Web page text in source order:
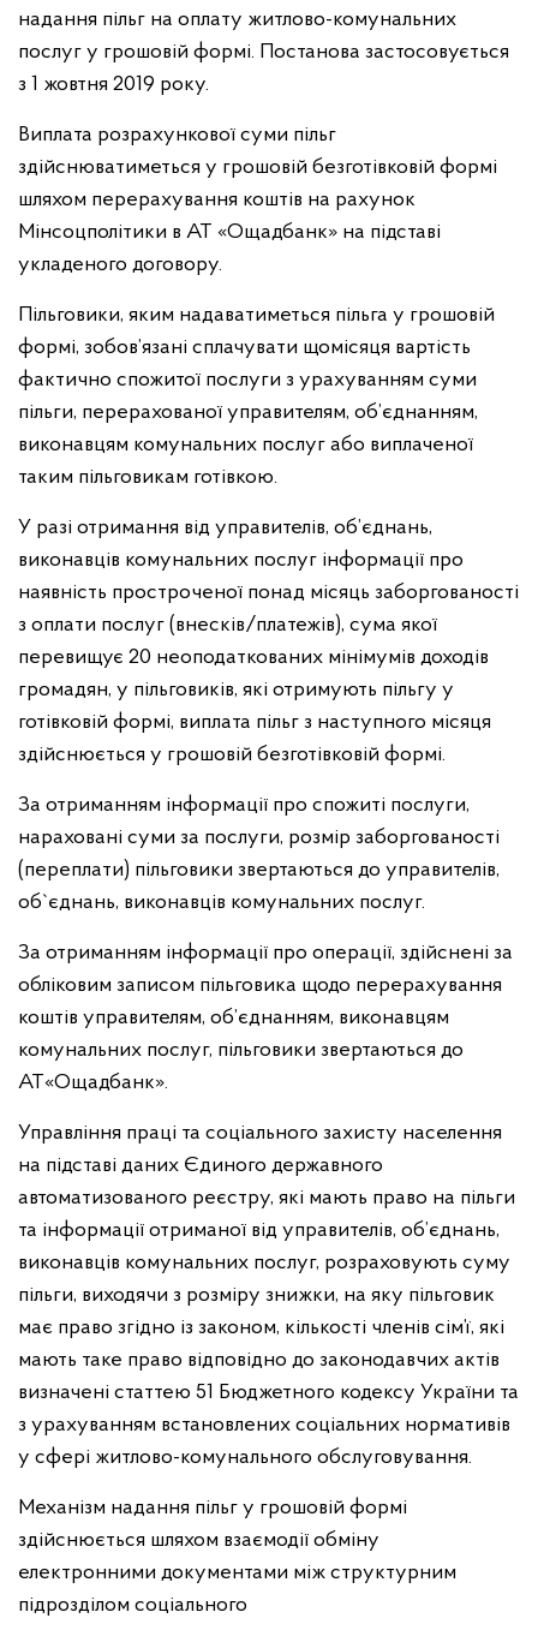
надання пільг на оплату житлово-комунальних
послуг у грошовій формі. Постанова застосовується
з 1 жовтня 2019 року.
Виплата розрахункової суми пільг
здійснюватиметься у грошовій безготівковій формі
шляхом перерахування коштів на рахунок
Мінсоцполітики в АТ «Ощадбанк» на підставі
укладеного договору.
Пільговики, яким надаватиметься пільга у грошовій
формі, зобов’язані сплачувати щомісяця вартість
фактично спожитої послуги з урахуванням суми
пільги, перерахованої управителям, об’єднанням,
виконавцям комунальних послуг або виплаченої
таким пільговикам готівкою.
У разі отримання від управителів, об’єднань,
виконавців комунальних послуг інформації про
наявність простроченої понад місяць заборгованості
з оплати послуг (внесків/платежів), сума якої
перевищує 20 неоподаткованих мінімумів доходів
громадян, у пільговиків, які отримують пільгу у
готівковій формі, виплата пільг з наступного місяця
здійснюється у грошовій безготівковій формі.
За отриманням інформації про спожиті послуги,
нараховані суми за послуги, розмір заборгованості
(переплати) пільговики звертаються до управителів,
об`єднань, виконавців комунальних послуг.
За отриманням інформації про операції, здійснені за
обліковим записом пільговика щодо перерахування
коштів управителям, об’єднанням, виконавцям
комунальних послуг, пільговики звертаються до
АТ«Ощадбанк».
Управління праці та соціального захисту населення
на підставі даних Єдиного державного
автоматизованого реєстру, які мають право на пільги
та інформації отриманої від управителів, об’єднань,
виконавців комунальних послуг, розраховують суму
пільги, виходячи з розміру знижки, на яку пільговик
має право згідно із законом, кількості членів сім’ї, які
мають таке право відповідно до законодавчих актів
визначені статтею 51 Бюджетного кодексу України та
з урахуванням встановлених соціальних нормативів
у сфері житлово-комунального обслуговування.
Механізм надання пільг у грошовій формі
здійснюється шляхом взаємодії обміну
електронними документами між структурним
підрозділом соціального